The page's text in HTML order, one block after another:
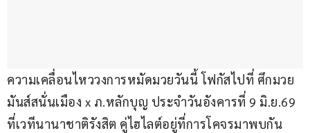
ความเคลื่อนไหววงการหมัดมวยวันนี้ โฟกัสไปที่ ศึกมวย
มันส์สนั่นเมือง x ภ.หลักบุญ ประจำวันอังคารที่ 9 มิ.ย.69
ที่เวทีนานาชาติรังสิต คู่ไฮไลต์อยู่ที่การโคจรมาพบกัน